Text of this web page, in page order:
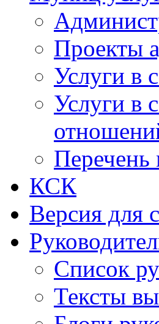
Проекты
Услуги в
Услуги в
КСК
Версия для
Список
Тексты